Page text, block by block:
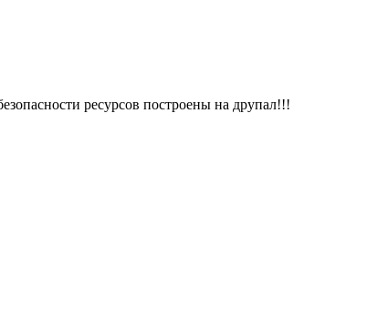
ресурсов построены на друпал!!!